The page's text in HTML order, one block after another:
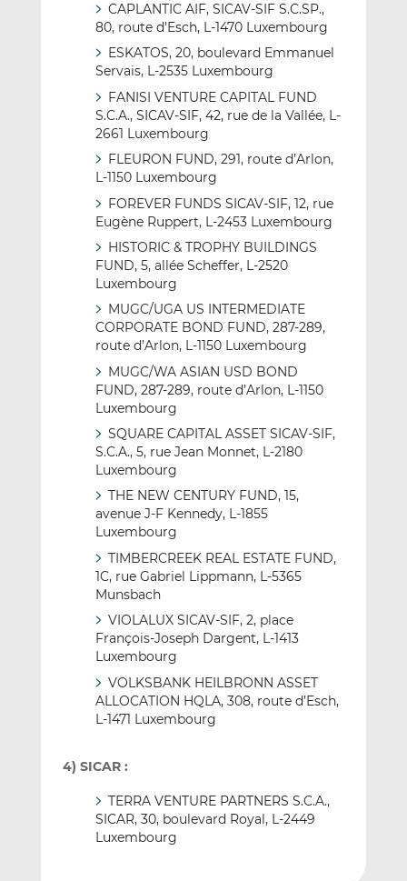
CAPLANTIC AIF, SICAV-SIF S.C.SP.,
80, route d’Esch, L-1470 Luxembourg
ESKATOS, 20, boulevard Emmanuel
Servais, L-2535 Luxembourg
FANISI VENTURE CAPITAL FUND
S.C.A., SICAV-SIF, 42, rue de la Vallée, L-
2661 Luxembourg
FLEURON FUND, 291, route d’Arlon,
L-1150 Luxembourg
FOREVER FUNDS SICAV-SIF, 12, rue
Eugène Ruppert, L-2453 Luxembourg
HISTORIC & TROPHY BUILDINGS
FUND, 5, allée Scheffer, L-2520
Luxembourg
MUGC/UGA US INTERMEDIATE
CORPORATE BOND FUND, 287-289,
route d’Arlon, L-1150 Luxembourg
MUGC/WA ASIAN USD BOND
FUND, 287-289, route d’Arlon, L-1150
Luxembourg
SQUARE CAPITAL ASSET SICAV-SIF,
S.C.A., 5, rue Jean Monnet, L-2180
Luxembourg
THE NEW CENTURY FUND, 15,
avenue J-F Kennedy, L-1855
Luxembourg
TIMBERCREEK REAL ESTATE FUND,
1C, rue Gabriel Lippmann, L-5365
Munsbach
VIOLALUX SICAV-SIF, 2, place
François-Joseph Dargent, L-1413
Luxembourg
VOLKSBANK HEILBRONN ASSET
ALLOCATION HQLA, 308, route d’Esch,
L-1471 Luxembourg
4) SICAR :
TERRA VENTURE PARTNERS S.C.A.,
SICAR, 30, boulevard Royal, L-2449
Luxembourg